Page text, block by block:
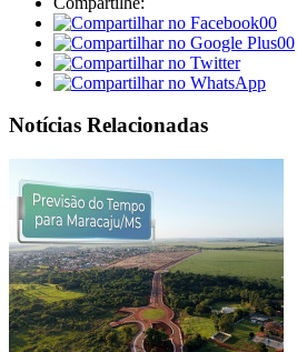
00
00
Notícias Relacionadas